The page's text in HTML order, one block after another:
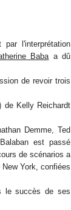
l'interprétation
Baba a dû
de revoir trois
de Kelly Reichardt
Demme, Ted
est passé
de scénarios a
York, confiées
le succès de ses